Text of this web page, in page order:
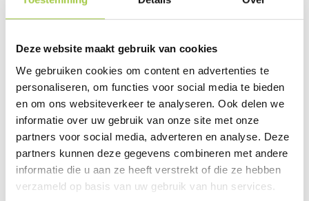
Deze website maakt gebruik van cookies
We gebruiken cookies om content en advertenties te
personaliseren, om functies voor social media te bieden
en om ons websiteverkeer te analyseren. Ook delen we
informatie over uw gebruik van onze site met onze
partners voor social media, adverteren en analyse. Deze
partners kunnen deze gegevens combineren met andere
informatie die u aan ze heeft verstrekt of die ze hebben
verzameld op basis van uw gebruik van hun services.
Event nodigen we u uit om een testrit te maken
staan onze medewerkers voor u klaar om al uw
vragen te beantwoorden en u van tips en trucs
te voorzien. Vergeet niet uw ID mee te namen
als u een proefrit wil maken. Komt u ook langs?
Speciaal op deze dag bieden wij extra kortingen
en pakketten aan om u een geweldige
fietservaring voor de hele familie te geven.